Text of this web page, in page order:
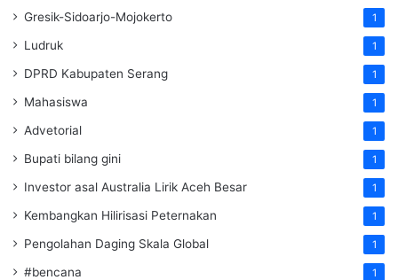
Gresik-Sidoarjo-Mojokerto 1
Ludruk 1
DPRD Kabupaten Serang 1
Mahasiswa 1
Advetorial 1
Bupati bilang gini 1
Investor asal Australia Lirik Aceh Besar 1
Kembangkan Hilirisasi Peternakan 1
Pengolahan Daging Skala Global 1
#bencana 1